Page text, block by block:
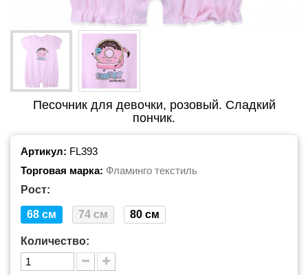
Песочник для девочки, розовый. Сладкий
пончик.
Артикул: FL393
Торговая марка: Фламинго текстиль
Рост:
68 см 74 см 80 см
Количество: